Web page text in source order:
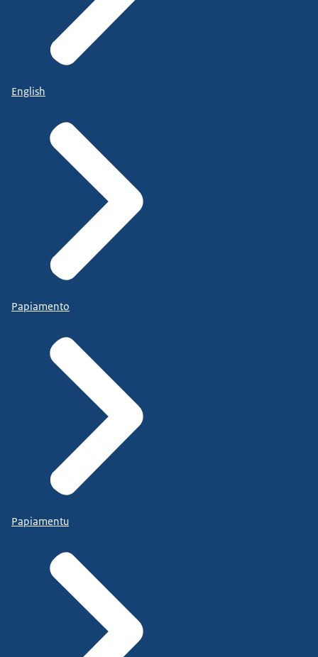
English
Papiamento
Papiamentu